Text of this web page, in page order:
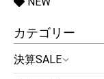
カテゴリー
決算SALE